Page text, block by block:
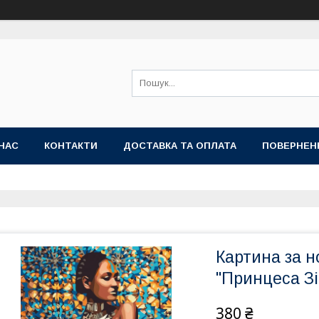
КОНТАКТИ ДОСТАВКА ТА ОПЛАТА
Картина за
"Принцеса
380 ₴